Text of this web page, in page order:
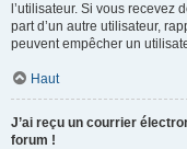
l’utilisateur. Si vous recevez
part d’un autre utilisateur,
peuvent empêcher un
Haut
J’ai reçu un courrier
forum !